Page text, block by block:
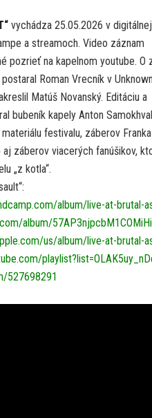
vychádza 25.05.2026 v digitálnej
a streamoch. Video záznam
pozrieť na kapelnom youtube. O
Roman Vrecník v Unknown
Matúš Novanský. Editáciu a
bubeník kapely Anton
festivalu, záberov Franka
aj záberov viacerých fanúšikov,
„z kotla“.
album/live-at-brutal-
album/
us/album/live-at-brutal-
527698291